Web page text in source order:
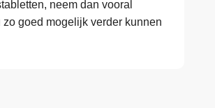
neem dan vooral
goed mogelijk verder kunnen